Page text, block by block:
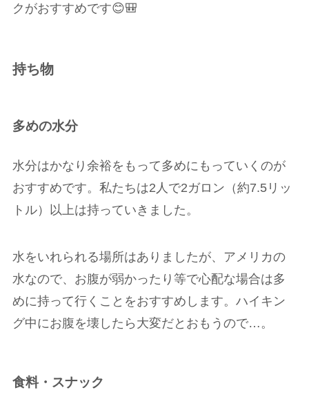
クがおすすめです😊🎒
持ち物
多めの水分
水分はかなり余裕をもって多めにもっていくのが
おすすめです。私たちは2人で2ガロン（約7.5リッ
トル）以上は持っていきました。
水をいれられる場所はありましたが、アメリカの
水なので、お腹が弱かったり等で心配な場合は多
めに持って行くことをおすすめします。ハイキン
グ中にお腹を壊したら大変だとおもうので…。
食料・スナック